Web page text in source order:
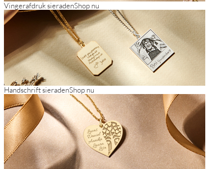
Vingerafdruk sieradenShop nu
Handschrift sieradenShop nu